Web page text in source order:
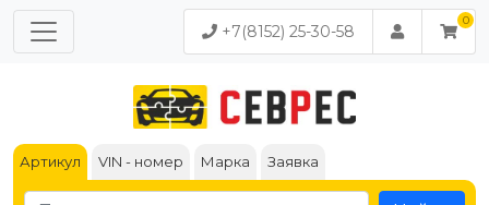
+7(8152) 25-30-58
Артикул VIN - номер Марка Заявка